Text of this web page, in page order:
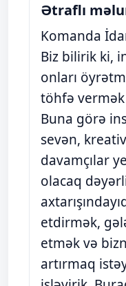
Ətraflı
Komanda
Biz bilirik ki,
onları
töhfə
Buna görə
sevən,
davamçılar
olacaq
etdirmək,
etmək və
artırmaq